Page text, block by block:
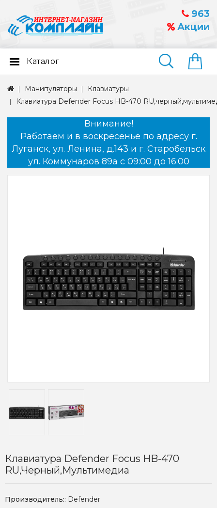
963
Акции
Найти
Каталог
Манипуляторы
Клавиатуры
Клавиатура Defender Focus HB-470
Внимание!
Работаем и в воскресенье по адресу г.
Луганск, ул. Ленина, д.143 и г. Старобельск
ул. Коммунаров 89а с 09:00 до 16:00
Клавиатура Defender Focus HB-470
RU,черный,мультимедиа
Производитель:: Defender